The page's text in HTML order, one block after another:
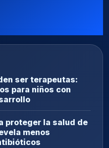
ser terapeutas:
para niños con
proteger la salud de
menos